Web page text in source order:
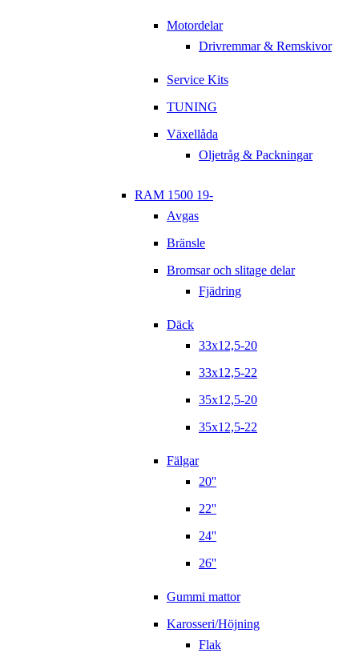
Motordelar
Drivremmar & Remskivor
Service Kits
TUNING
Växellåda
Oljetråg & Packningar
RAM 1500 19-
Avgas
Bränsle
Bromsar och slitage delar
Fjädring
Däck
33x12,5-20
33x12,5-22
35x12,5-20
35x12,5-22
Fälgar
20''
22''
24''
26''
Gummi mattor
Karosseri/Höjning
Flak